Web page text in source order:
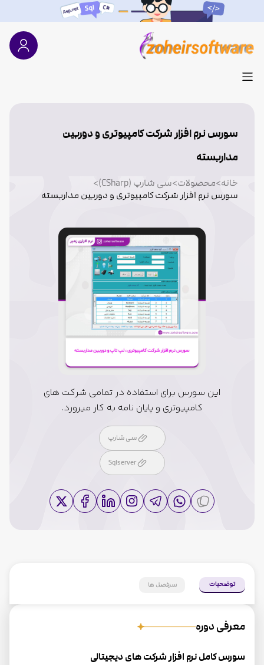
سورس نرم افزار شرکت کامپیوتری و دوربین
مداربسته
خانه>محصولات>سی شارپ (CSharp)
>
سورس نرم افزار شرکت کامپیوتری و دوربین مداربسته
این سورس برای استفاده در تمامی شرکت های
کامپیوتری و پایان نامه به کار میرورد.
سی شارپ
Sqlserver
توضحیات سرفصل ها
معرفی دوره
سورس کامل نرم افزار شرکت های دیجیتالی